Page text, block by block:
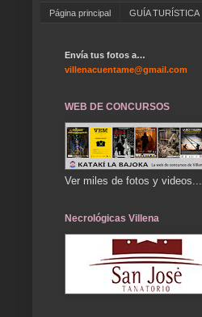
Página principal GUÍA TURÍSTICA
Envía tus fotos a…
villenacuentame@gmail.com
WEB DE CONCURSOS
Ver miles de fotos y videos...
Necrológicas Villena